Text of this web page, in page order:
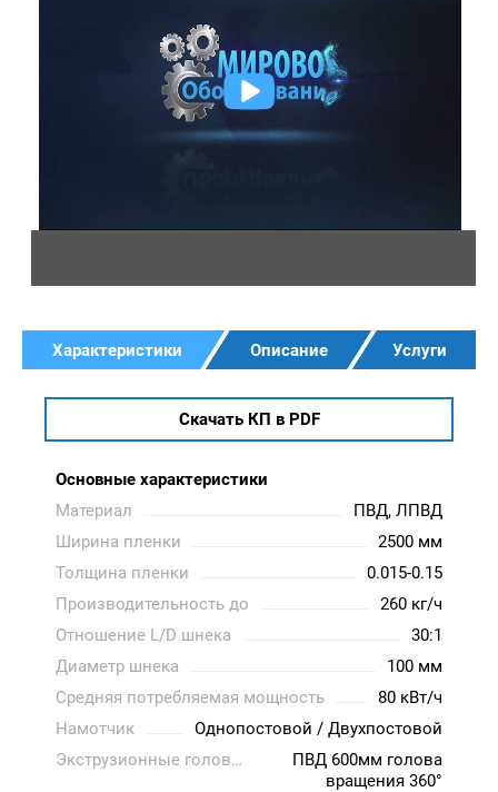
Характеристики Описание Услуги
Скачать КП в PDF
Основные характеристики
Материал
ПВД, ЛПВД
Ширина пленки
2500 мм
Толщина пленки
0.015-0.15
Производительность до
260 кг/ч
Отношение L/D шнека
30:1
Диаметр шнека
100 мм
Средняя потребляемая мощность
80 кВт/ч
Намотчик
Однопостовой / Двухпостовой
Экструзионные головки в комплекте
ПВД 600мм голова
вращения 360°